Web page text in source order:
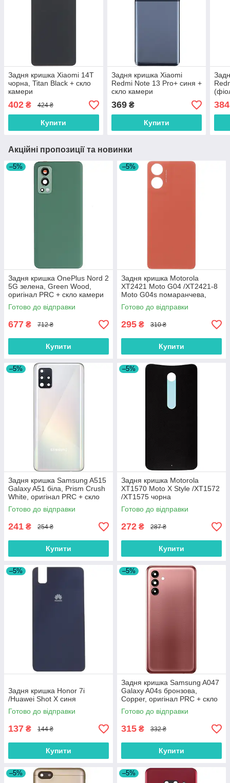
Задня кришка Xiaomi 14T
чорна, Titan Black + скло
камери
402 ₴ 424 ₴
Купити
Задня кришка Xiaomi
Redmi Note 13 Pro+ синя +
скло камери
369₴
Купити
без
384
Акційні пропозиції та новинки
–5%
Задня кришка OnePlus Nord 2
5G зелена, Green Wood,
оригінал PRC + скло камери
Готово до відправки
677 ₴ 712 ₴
Купити
–5%
Задня кришка Motorola
XT2421 Moto G04 /XT2421-8
Moto G04s помаранчева,
Sunrise Orange, оригінал
PRC
Готово до відправки
295 ₴ 310 ₴
Купити
–5%
Задня кришка Samsung A515
Galaxy A51 біла, Prism Crush
White, оригінал PRC + скло
камери
Готово до відправки
241 ₴ 254 ₴
Купити
–5%
Задня кришка Motorola
XT1570 Moto X Style /XT1572
/XT1575 чорна
Готово до відправки
272 ₴ 287 ₴
Купити
–5%
Задня кришка Honor 7i
/Huawei Shot X синя
Готово до відправки
137 ₴ 144 ₴
Купити
–5%
Задня кришка Samsung A047
Galaxy A04s бронзова,
Copper, оригінал PRC + скло
камери
Готово до відправки
315 ₴ 332 ₴
Купити
–5% –5%